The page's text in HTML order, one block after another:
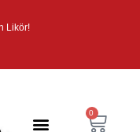
Likör!
0